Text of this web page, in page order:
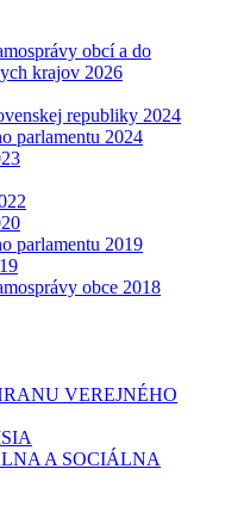
obcí a do
krajov 2026
republiky 2024
parlamentu 2024
parlamentu 2019
obce 2018
VEREJNÉHO
A SOCIÁLNA